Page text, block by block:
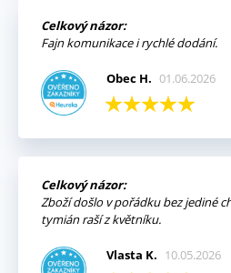
Celkový názor:
Fajn komunikace i rychlé dodání.
Obec H. 01.06.2026
Celkový názor:
Zboží došlo v pořádku bez jediné
tymián raší z květníku.
Vlasta K. 10.05.2026